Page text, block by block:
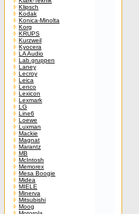
Klipsch
Kodak
Konica-Minolta
Korg
KRUPS
Kurzweil
Kyocera
LA Audio
Lab.gruppen
Laney
Lecroy
Leica
Lenco
Lexicon
Lexmark
LG
Line6
Loewe
Luxman
Mackie
Magnat
Marantz
MB
McIntosh
Memorex
Mesa Boogie
Midea
MIELE
Minerva
Mitsubishi
Moog